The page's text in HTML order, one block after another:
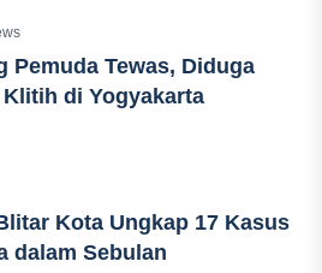
Pemuda Tewas, Diduga
di Yogyakarta
Kota Ungkap 17 Kasus
dalam Sebulan